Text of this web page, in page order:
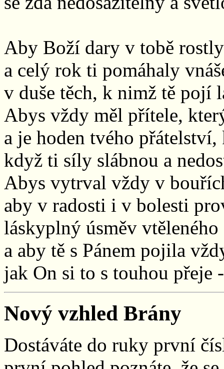
Aby Boží dary v tobě rostly
a celý rok ti pomáhaly
v duše těch, k nimž tě pojí
Abys vždy měl přítele,
a je hoden tvého
když ti síly slábnou a
Abys vytrval vždy v
aby v radosti i v bolesti
láskyplný úsměv vtěleného
a aby tě s Pánem pojila
jak On si to s touhou přeje
Nový vzhled Brány
Dostáváte do ruky první